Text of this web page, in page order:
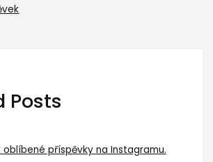
Posts